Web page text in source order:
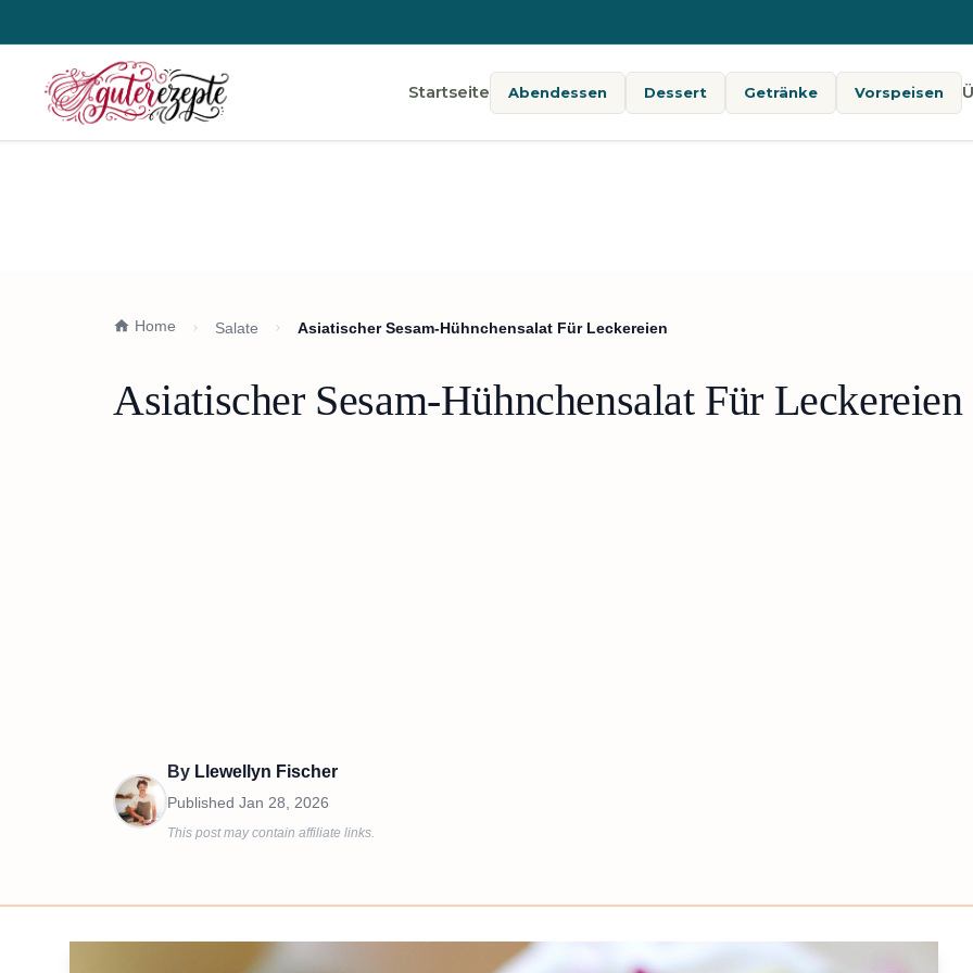
Startseite Abendessen Dessert Getränke Vorspeisen
Home Salate Asiatischer Sesam-Hühnchensalat Für Leckereien
Asiatischer Sesam-Hühnchensalat Für Leckereien
By Llewellyn Fischer
Published Jan 28, 2026
This post may contain affiliate links.